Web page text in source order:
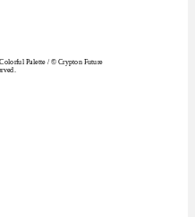
Palette / © Crypton Future